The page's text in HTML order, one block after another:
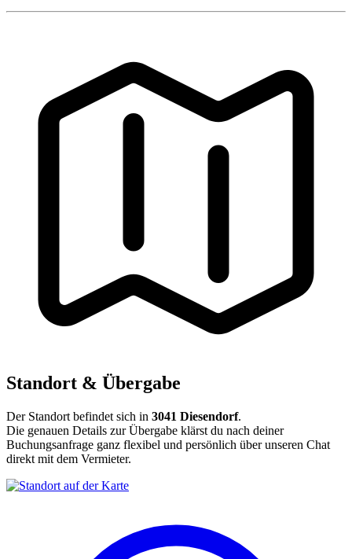
Standort & Übergabe
Der Standort befindet sich in 3041 Diesendorf.
Die genauen Details zur Übergabe klärst du nach deiner
Buchungsanfrage ganz flexibel und persönlich über unseren Chat
direkt mit dem Vermieter.